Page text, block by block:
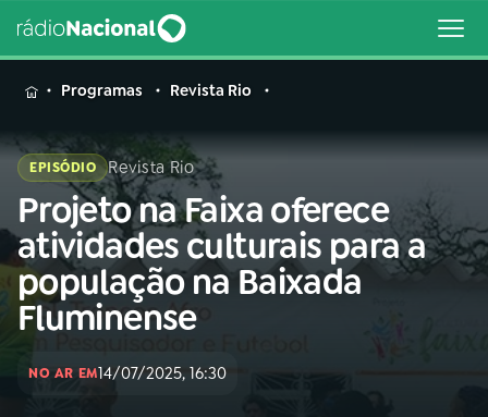
MENU
Buscar
na
Rádio
Nacional
Buscar
Programas Revista Rio
EPISÓDIO Revista Rio
Projeto na Faixa oferece
atividades culturais para a
população na Baixada
Fluminense
NO AR EM14/07/2025, 16:30